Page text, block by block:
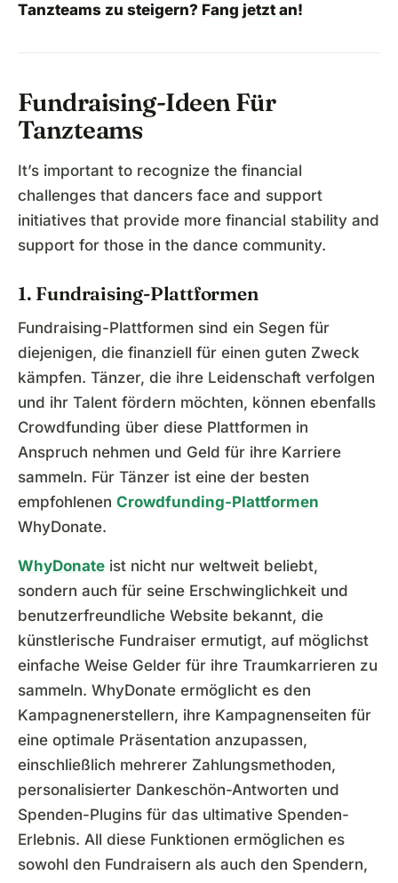
Tanzteams zu steigern? Fang jetzt an!
Fundraising-Ideen Für
Tanzteams
It’s important to recognize the financial
challenges that dancers face and support
initiatives that provide more financial stability and
support for those in the dance community.
1. Fundraising-Plattformen
Fundraising-Plattformen sind ein Segen für
diejenigen, die finanziell für einen guten Zweck
kämpfen. Tänzer, die ihre Leidenschaft verfolgen
und ihr Talent fördern möchten, können ebenfalls
Crowdfunding über diese Plattformen in
Anspruch nehmen und Geld für ihre Karriere
sammeln. Für Tänzer ist eine der besten
empfohlenen Crowdfunding-Plattformen
WhyDonate.
WhyDonate ist nicht nur weltweit beliebt,
sondern auch für seine Erschwinglichkeit und
benutzerfreundliche Website bekannt, die
künstlerische Fundraiser ermutigt, auf möglichst
einfache Weise Gelder für ihre Traumkarrieren zu
sammeln. WhyDonate ermöglicht es den
Kampagnenerstellern, ihre Kampagnenseiten für
eine optimale Präsentation anzupassen,
einschließlich mehrerer Zahlungsmethoden,
personalisierter Dankeschön-Antworten und
Spenden-Plugins für das ultimative Spenden-
Erlebnis. All diese Funktionen ermöglichen es
sowohl den Fundraisern als auch den Spendern,